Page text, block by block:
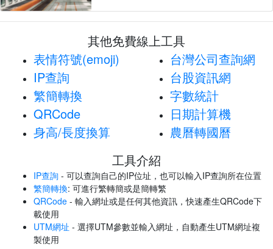
其他免費線上工具
表情符號(emoji)
IP查詢
繁簡轉換
QRCode
身高/長度換算
台灣公司查詢網
台股資訊網
字數統計
日期計算機
農曆轉國曆
工具介紹
IP查詢 - 可以查詢自己的IP位址，也可以輸入IP查詢所在位置
繁簡轉換: 可進行繁轉簡或是簡轉繁
QRCode - 輸入網址或是任何其他資訊，快速產生QRCode下
載使用
UTM網址 - 選擇UTM參數並輸入網址，自動產生UTM網址複
製使用